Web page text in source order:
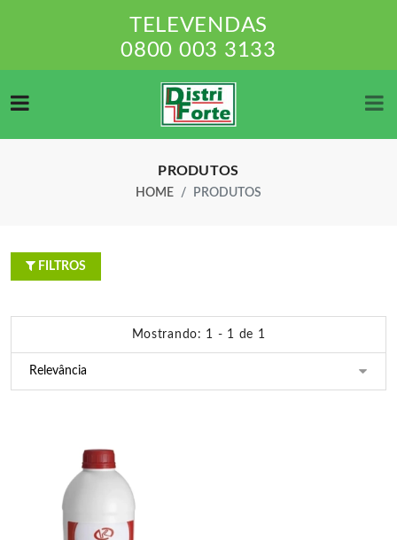
TELEVENDAS
0800 003 3133
PRODUTOS
HOME PRODUTOS
FILTROS
Mostrando: 1 - 1 de 1